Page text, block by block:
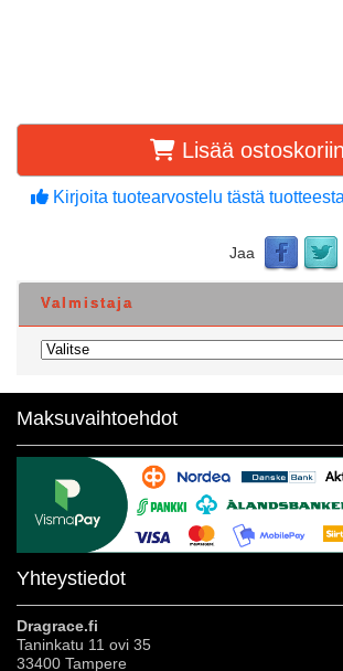
Lisää ostoskoriin
Kirjoita tuotearvostelu tästä
Jaa
Valmistaja
Maksuvaihtoehdot
Yhteystiedot
Dragrace.fi
Taninkatu 11 ovi 35
33400 Tampere